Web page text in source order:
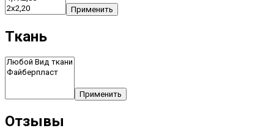
Применить
Ткань
Применить
Отзывы